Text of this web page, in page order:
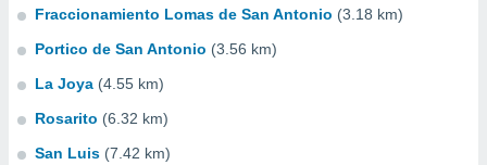
Fraccionamiento Lomas de San Antonio (3.18 km)
Portico de San Antonio (3.56 km)
La Joya (4.55 km)
Rosarito (6.32 km)
San Luis (7.42 km)